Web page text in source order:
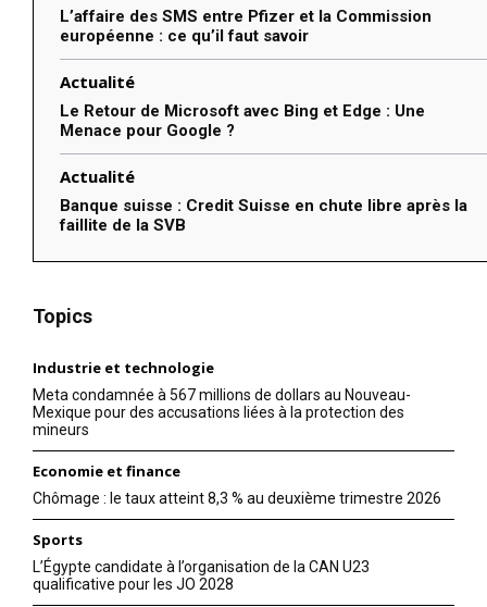
L’affaire des SMS entre Pfizer et la Commission
européenne : ce qu’il faut savoir
Actualité
Le Retour de Microsoft avec Bing et Edge : Une
Menace pour Google ?
Actualité
Banque suisse : Credit Suisse en chute libre après la
faillite de la SVB
Topics
Industrie et technologie
Meta condamnée à 567 millions de dollars au Nouveau-
Mexique pour des accusations liées à la protection des
mineurs
Economie et finance
Chômage : le taux atteint 8,3 % au deuxième trimestre 2026
Sports
L’Égypte candidate à l’organisation de la CAN U23
qualificative pour les JO 2028